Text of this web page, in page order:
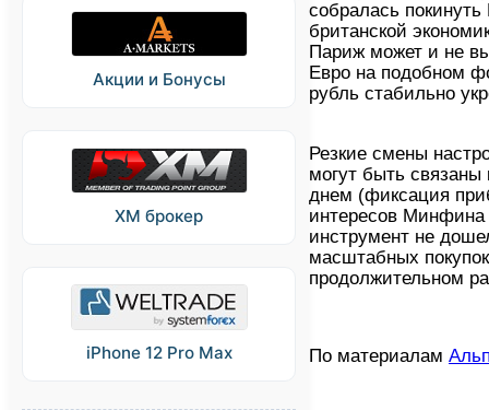
Акции и Бонусы
XM брокер
iPhone 12 Pro Max
собралась
британской
Париж может и не
Евро на подобном
рубль стабильно
Резкие смены
могут быть
днем (фиксация
интересов
инструмент не
масштабных
продолжительном
По материалам